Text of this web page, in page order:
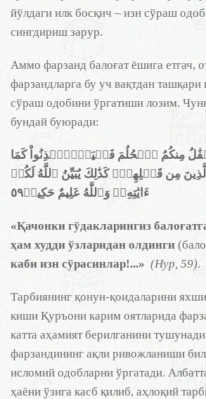
йўлдаги илк босқич – изн сўраш
сингдириш зарур.
Аммо фарзанд балоғат ёшига етгач,
фарзандларга бу уч вақтдан ташқари
сўраш одобини ўргатиши лозим.
бундай буюради:
مِنكُمُ ٱلۡحُلُمَ فَلۡيَسۡتَ‍ٔۡذِنُواْ كَمَا
مِن قَبۡلِهِمۡۚ كَذَٰلِكَ يُبَيِّنُ ٱللَّهُ لَكُمۡ
ءَايَٰتِهِۦۗ وَٱللَّهُ عَلِيمٌ حَكِيمٞ٥٩
«Қачонки гўдакларингиз
ҳам худди ўзларидан олдинги
каби изн сўрасинлар!...» (Нур, 59).
Тарбиянинг қонун-қоидаларини яхши
киши Қуръони карим оятларида
катта аҳамият берилганини
фарзандининг ақли ривожланиши
исломий одобларни ўргатади.
ҳаёни ўзига касб қилиб, аҳлоқий